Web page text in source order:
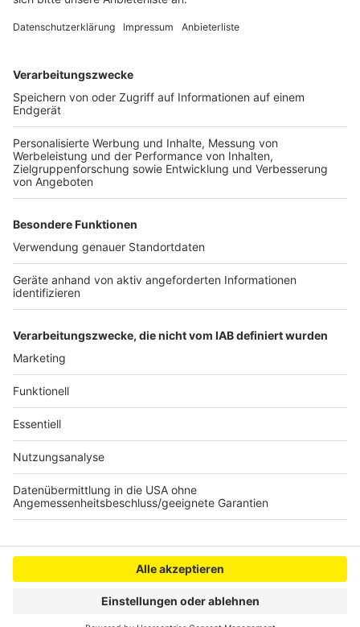
Hinweise zum Tatgeschehen am 14. Februar oder zur
Identität des mutmaßlichen Schützen geben können,
oder per E-Mail an poststelle.koeln@polizei.nrw.de zu
Anzeige
Weitere Themen von Rhein und Erft:
Anzeige
Drogenhunde schlagen in Hürth an
Kölner Flughafen zieht Ferienbilanz
Holzstraße in Frechen ab Mittwoch wieder fre
Anzeige
Anzeige